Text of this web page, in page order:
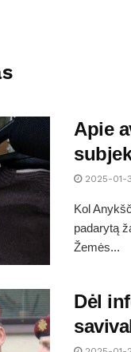
Apie
2025-01-
Kol
padarytą
Žemės...
Dėl